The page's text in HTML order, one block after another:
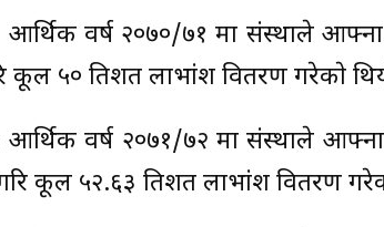
वर्ष २०७०/७१ मा संस्थाले आफ्ना
कूल ५० प्रतिशत लाभांश वितरण गरेकाे
वर्ष २०७१/७२ मा संस्थाले आफ्ना
कूल ५२.६३ प्रतिशत लाभांश वितरण